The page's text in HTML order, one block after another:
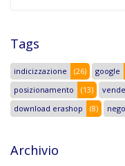
Tags
indicizzazione (26) google
posizionamento
(13)
download erashop
(8)
Archivio